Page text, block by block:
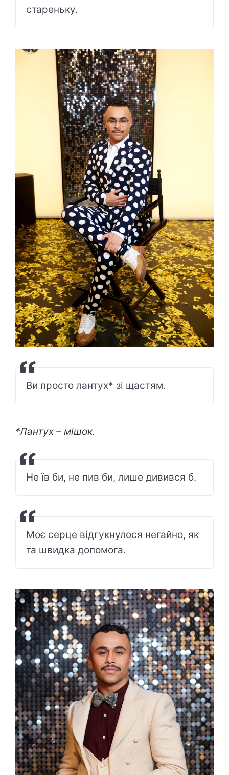
стареньку.
Ви просто лантух* зі щастям.
*Лантух – мішок.
Не їв би, не пив би, лише дивився б.
Моє серце відгукнулося негайно, як
та швидка допомога.